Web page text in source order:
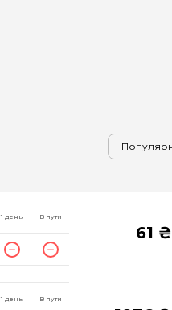
1 день В пути
61 ₴
1 день В пути